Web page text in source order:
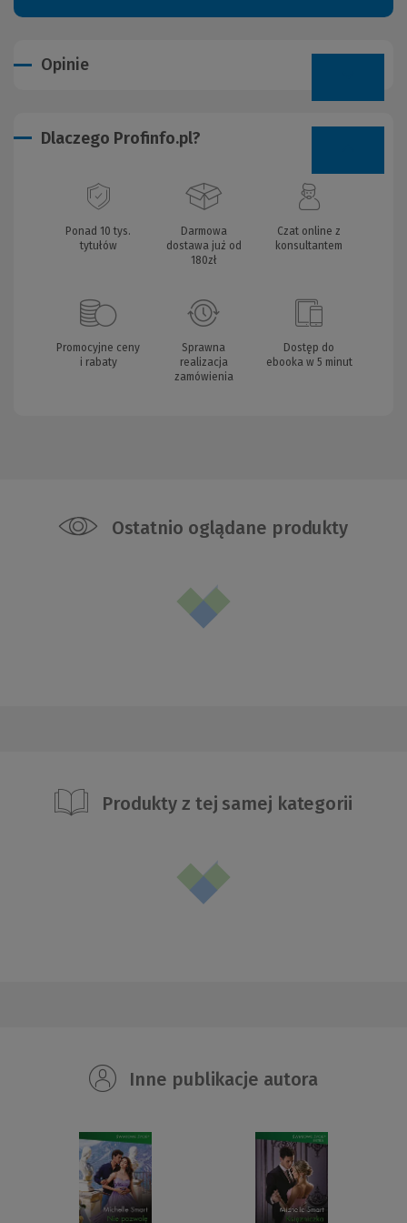
Opinie
Dlaczego Profinfo.pl?
Ponad 10 tys.
tytułów
Darmowa
dostawa już od
180zł
Czat online z
konsultantem
Promocyjne ceny
i rabaty
Sprawna
realizacja
zamówienia
Dostęp do
ebooka w 5 minut
Ostatnio oglądane produkty
Produkty z tej samej kategorii
Inne publikacje autora